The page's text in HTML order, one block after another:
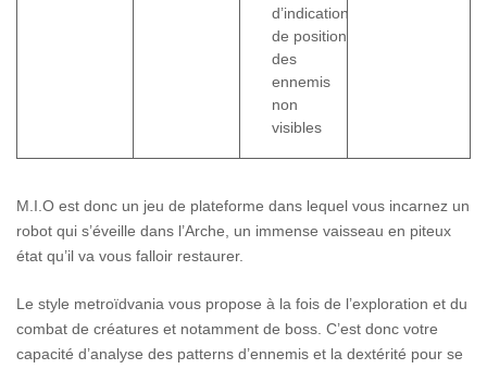
d’indication
de position
des
ennemis
non
visibles
M.I.O est donc un jeu de plateforme dans lequel vous incarnez un
robot qui s’éveille dans l’Arche, un immense vaisseau en piteux
état qu’il va vous falloir restaurer.
Le style metroïdvania vous propose à la fois de l’exploration et du
combat de créatures et notamment de boss. C’est donc votre
capacité d’analyse des patterns d’ennemis et la dextérité pour se